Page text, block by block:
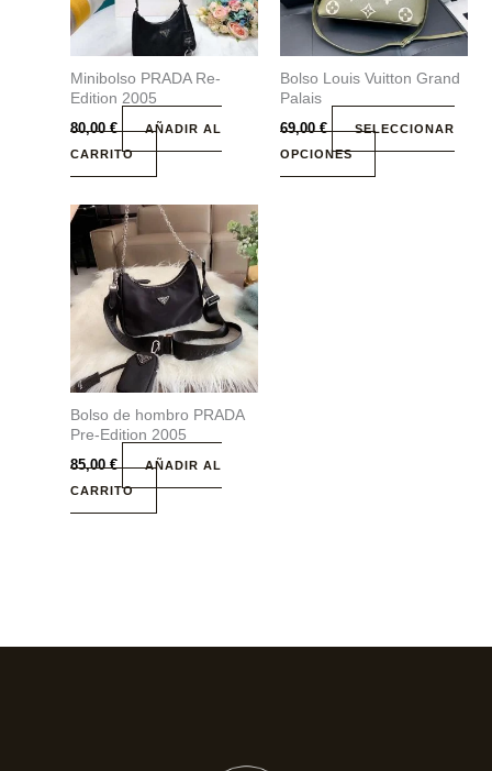
Minibolso PRADA Re-
Edition 2005
80,00€
AÑADIR AL
CARRITO
Bolso Louis Vuitton Grand
Palais
69,00€
SELECCIONAR
OPCIONES
Las
opciones
se
pueden
elegir
en
la
página
Bolso de hombro PRADA
Pre-Edition 2005
85,00€
AÑADIR AL
CARRITO